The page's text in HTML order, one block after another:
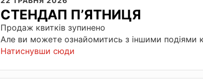
СТЕНДАП П’ЯТНИЦЯ
Продаж квитків зупинено
Але ви можете ознайомитись з іншими подіями
Натиснувши сюди